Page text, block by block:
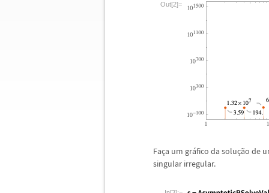
Out[2]=
Faça um gráfico da solução de
singular irregular.